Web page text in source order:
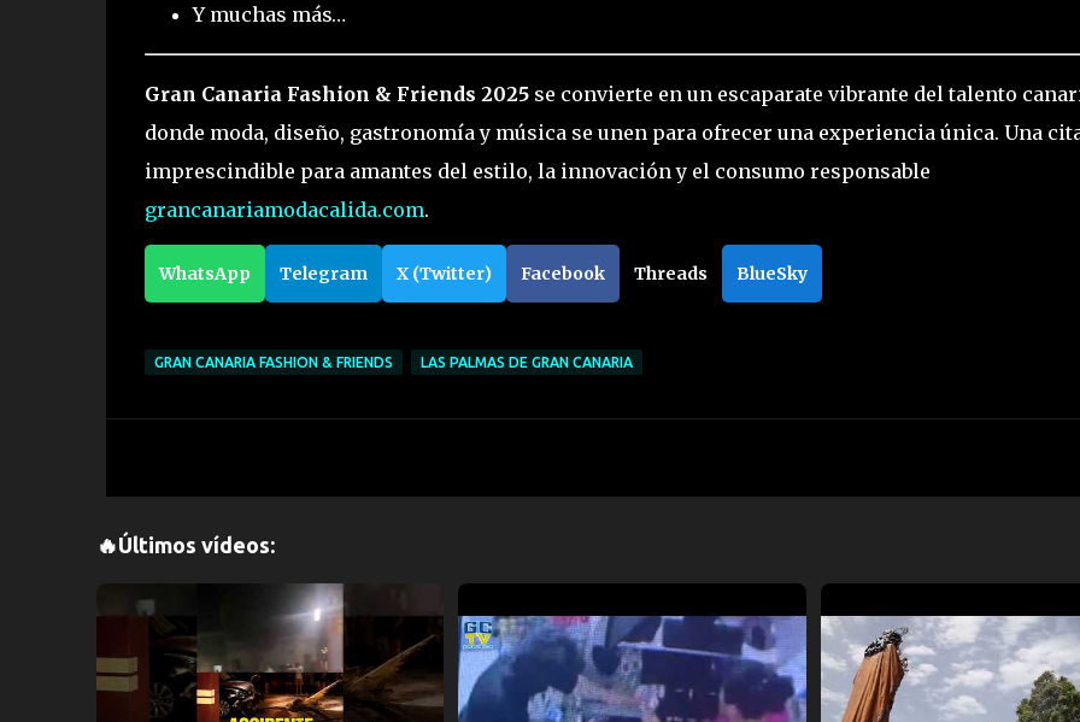
Y muchas más…
Gran Canaria Fashion & Friends 2025se convierte en un escaparate vibrante del talento
donde moda, diseño, gastronomía y música se unen para ofrecer una experiencia única. Una
imprescindible para amantes del estilo, la innovación y el consumo responsable
grancanariamodacalida.com.
WhatsApp Telegram X (Twitter) Facebook Threads BlueSky
GRAN CANARIA FASHION & FRIENDS LAS PALMAS DE GRAN CANARIA
🔥Últimos vídeos: